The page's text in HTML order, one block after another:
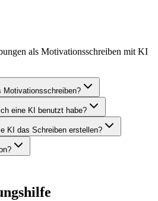
als Motivationsschreiben mit KI
Motivationsschreiben?
eine KI benutzt habe?
KI das Schreiben erstellen?